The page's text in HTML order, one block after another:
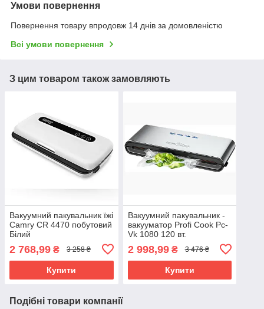
Умови повернення
Повернення товару впродовж 14 днів за домовленістю
Всі умови повернення
З цим товаром також замовляють
Вакуумний пакувальник їжі
Camry CR 4470 побутовий
Білий
2 768,99 ₴ 3 258 ₴
Купити
Вакуумний пакувальник -
вакууматор Profi Cook Pc-
Vk 1080 120 вт.
2 998,99₴ 3 476 ₴
Купити
Подібні товари компанії